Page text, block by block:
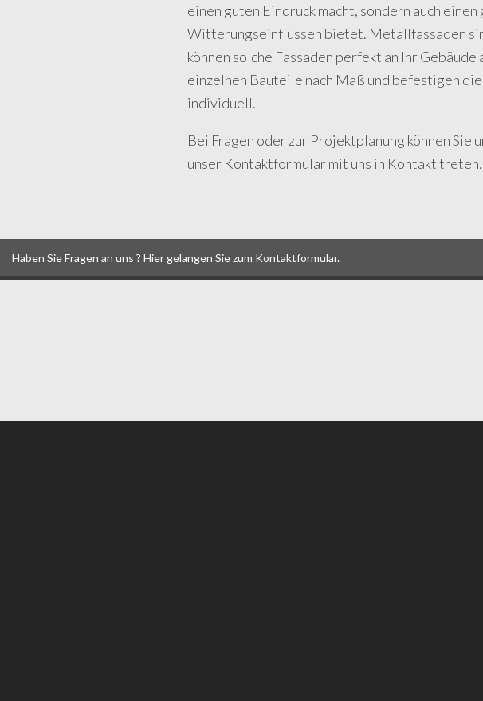
einen guten Eindruck macht, sondern auch einen
Witterungseinflüssen bietet. Metallfassaden
können solche Fassaden perfekt an Ihr
einzelnen Bauteile nach Maß und befestigen
individuell.
Bei Fragen oder zur Projektplanung können
unser Kontaktformular mit uns in Kontakt treten.
Haben Sie Fragen an uns ? Hier gelangen Sie zum Kontaktformular.